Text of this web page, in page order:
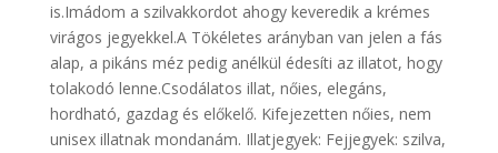
is.Imádom a szilvakkordot ahogy keveredik a krémes
virágos jegyekkel.A Tökéletes arányban van jelen a fás
alap, a pikáns méz pedig anélkül édesíti az illatot, hogy
tolakodó lenne.Csodálatos illat, nőies, elegáns,
hordható, gazdag és előkelő. Kifejezetten nőies, nem
unisex illatnak mondanám. Illatjegyek: Fejjegyek: szilva,